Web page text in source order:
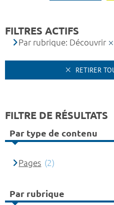
FILTRES ACTIFS
Par rubrique: Découvrir
RETIRER
FILTRE DE RÉSULTATS
Par type de contenu
Pages (2)
Par rubrique